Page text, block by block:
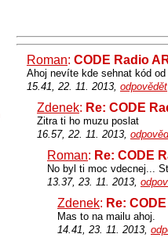
Roman: CODE Radio
Ahoj nevíte kde sehnat kód
15.41, 22. 11. 2013, odpovědět
Zdenek: Re: CODE
Zitra ti ho muzu poslat
16.57, 22. 11. 2013,
Roman: Re: CODE
No byl ti moc vdecnej...
13.37, 23. 11. 2013,
Zdenek: Re:
Mas to na mailu ahoj.
14.41, 23. 11. 2013,